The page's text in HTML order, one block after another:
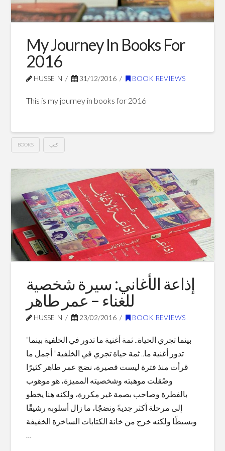
بهاء
My Journey In Books For
2016
HUSSEIN 31/12/2016 BOOK REVIEWS
This is my journey in books for 2016
BOOKS كتب
Journey
In
Books
For
201612.31.2016
إذاعة الأغاني: سيرة شخصية
للغناء – عمر طاهر
HUSSEIN 23/02/2016 BOOK REVIEWS
“بينما تجري الحياة.. ثمة أغنية ما تدور في الخلفية بينما
تدور أغنية ما.. ثمة حياة تجري في الخلفية” أجمل ما
قرأت منذ فترة ليست قصيرة، نضج عمر طاهر كثيرًا
وصُقلت موهبته وشخصيته المميزة، هو موهوب
بالفطرة وصاحب بصمة غير مكررة، ولكنه هنا يخطو
إلى مرحلة أكثر جديةً ونضجًا، ما زال أسلوبه رشيقًا
وبسيطًا ولكنه خرج من خانة الكتابات الساخرة الخفيفة
…